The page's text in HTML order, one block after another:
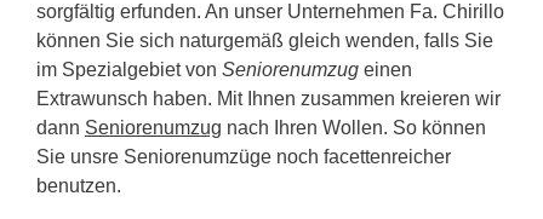
sorgfältig erfunden. An unser Unternehmen Fa. Chirillo
können Sie sich naturgemäß gleich wenden, falls Sie
im Spezialgebiet von Seniorenumzug einen
Extrawunsch haben. Mit Ihnen zusammen kreieren wir
dann Seniorenumzug nach Ihren Wollen. So können
Sie unsre Seniorenumzüge noch facettenreicher
benutzen.